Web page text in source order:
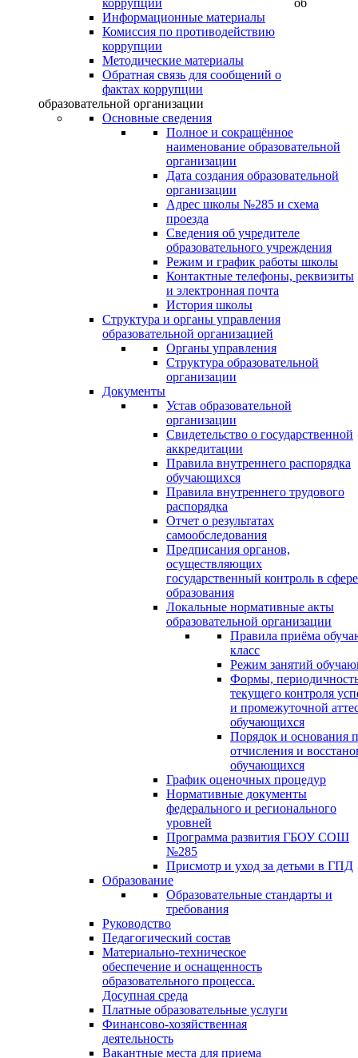
коррупции
Информационные материалы
Комиссия по противодействию
коррупции
Методические материалы
Обратная связь для сообщений о
фактах коррупции
об
образовательной организации
Основные сведения
Полное и сокращённое
наименование образовательной
организации
Дата создания образовательной
организации
Адрес школы №285 и схема
проезда
Сведения об учредителе
образовательного учреждения
Режим и график работы школы
Контактные телефоны, реквизиты
и электронная почта
История школы
Структура и органы управления
образовательной организацией
Органы управления
Структура образовательной
организации
Документы
Устав образовательной
организации
Свидетельство о государственной
аккредитации
Правила внутреннего распорядка
обучающихся
Правила внутреннего трудового
распорядка
Отчет о результатах
самообследования
Предписания органов,
осуществляющих
государственный контроль в сфере
образования
Локальные нормативные акты
образовательной организации
Правила приёма
класс
Режим занятий
Формы,
текущего контроля
и промежуточной
обучающихся
Порядок и основания
отчисления и
обучающихся
График оценочных процедур
Нормативные документы
федерального и регионального
уровней
Программа развития ГБОУ СОШ
№285
Присмотр и уход за детьми в ГПД
Образование
Образовательные стандарты и
требования
Руководство
Педагогический состав
Материально-техническое
обеспечение и оснащенность
образовательного процесса.
Досупная среда
Платные образовательные услуги
Финансово-хозяйственная
деятельность
Вакантные места для приема